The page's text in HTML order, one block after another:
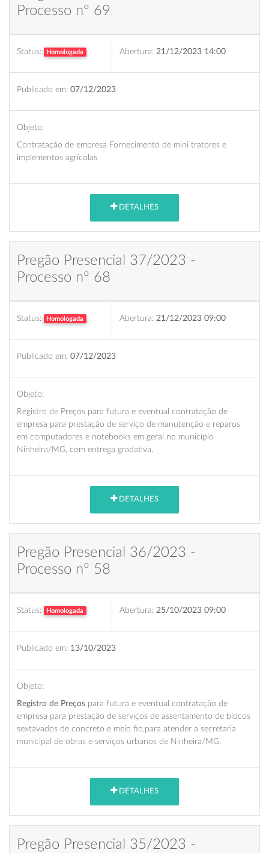
Processo nº 69
Status: Homologada Abertura: 21/12/2023 14:00
Publicado em: 07/12/2023
Objeto:
Contratação de empresa Fornecimento de mini tratores e
implementos agrícolas
DETALHES
Pregão Presencial 37/2023 -
Processo nº 68
Status: Homologada Abertura: 21/12/2023 09:00
Publicado em: 07/12/2023
Objeto:
Registro de Preços para futura e eventual contratação de
empresa para prestação de serviço de manutenção e reparos
em computadores e notebooks em geral no município
Ninheira/MG, com entrega gradativa.
DETALHES
Pregão Presencial 36/2023 -
Processo nº 58
Status: Homologada Abertura: 25/10/2023 09:00
Publicado em: 13/10/2023
Objeto:
Registro de Preços para futura e eventual contratação de
empresa para prestação de serviços de assentamento de blocos
sextavados de concreto e meio fio,para atender a secretaria
municipal de obras e serviços urbanos de Ninheira/MG.
DETALHES
Pregão Presencial 35/2023 -